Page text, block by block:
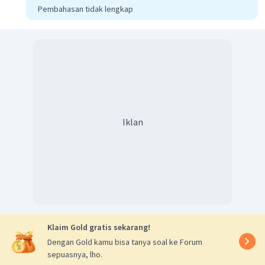
Pembahasan tidak lengkap
Iklan
Klaim Gold gratis sekarang!
Dengan Gold kamu bisa tanya soal ke Forum
sepuasnya, lho.